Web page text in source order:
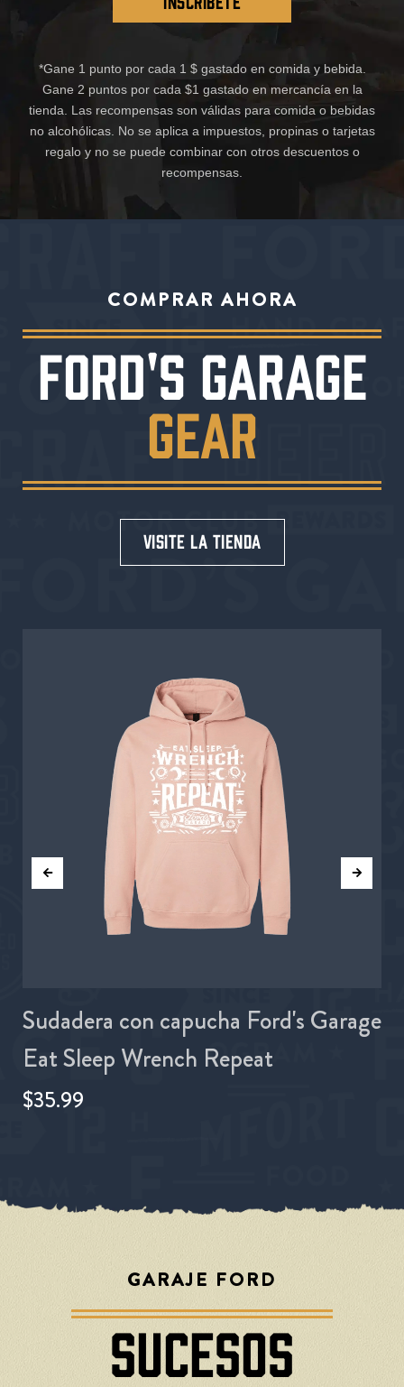
*Gane 1 punto por cada 1 $ gastado en comida y bebida.
Gane 2 puntos por cada $1 gastado en mercancía en la
tienda. Las recompensas son válidas para comida o bebidas
no alcohólicas. No se aplica a impuestos, propinas o tarjetas
regalo y no se puede combinar con otros descuentos o
recompensas.
COMPRAR AHORA
FORD'S GARAGE
GEAR
visite la tienda
Sudadera con capucha Ford's Garage
Eat Sleep Wrench Repeat
$35.99
GARAJE FORD
SUCESOS